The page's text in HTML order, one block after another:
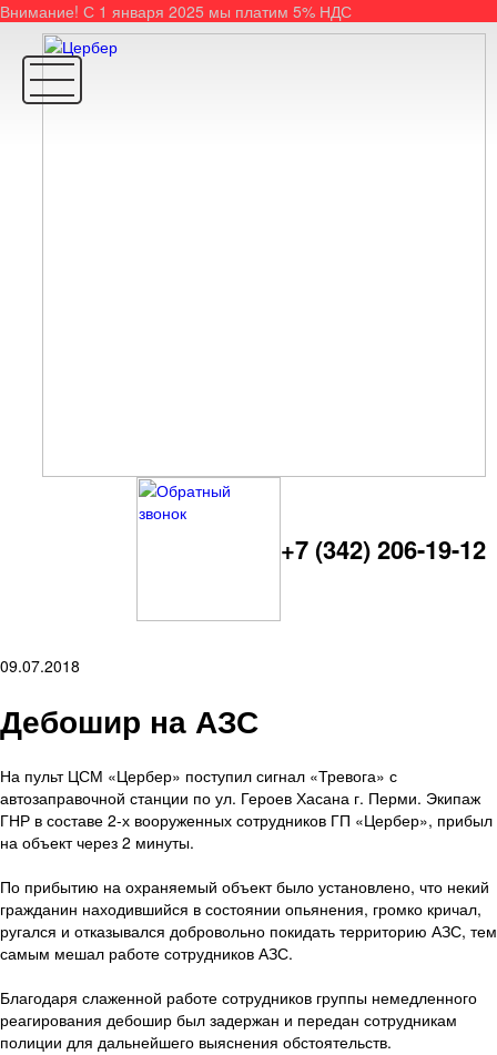
Внимание! С 1 января 2025 мы платим 5% НДС
+7 (342) 206-19-12
09.07.2018
Дебошир на АЗС
На пульт ЦСМ «Цербер» поступил сигнал «Тревога» с
автозаправочной станции по ул. Героев Хасана г. Перми. Экипаж
ГНР в составе 2-х вооруженных сотрудников ГП «Цербер», прибыл
на объект через 2 минуты.
По прибытию на охраняемый объект было установлено, что некий
гражданин находившийся в состоянии опьянения, громко кричал,
ругался и отказывался добровольно покидать территорию АЗС, тем
самым мешал работе сотрудников АЗС.
Благодаря слаженной работе сотрудников группы немедленного
реагирования дебошир был задержан и передан сотрудникам
полиции для дальнейшего выяснения обстоятельств.